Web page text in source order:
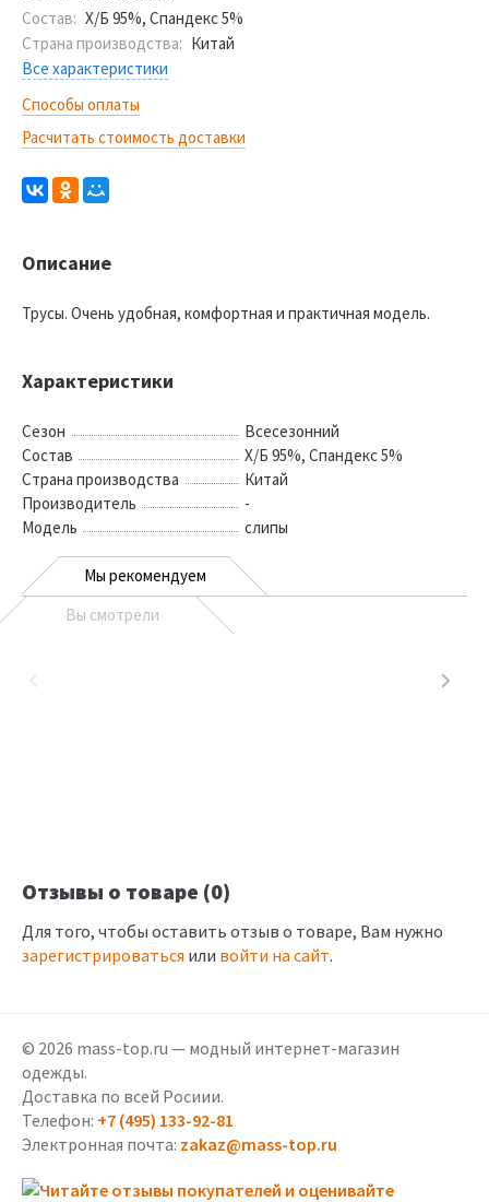
Состав: Х/Б 95%, Спандекс 5%
Страна производства: Китай
Все характеристики
Способы оплаты
Расчитать стоимость доставки
Описание
Трусы. Очень удобная, комфортная и практичная модель.
Характеристики
Сезон
Всесезонний
Состав
Х/Б 95%, Спандекс 5%
Страна производства
Китай
Производитель
-
Модель
слипы
Мы рекомендуем
Вы смотрели
Отзывы о товаре (0)
Для того, чтобы оставить отзыв о товаре, Вам нужно
зарегистрироваться или войти на сайт.
© 2026 mass-top.ru — модный интернет-магазин
одежды.
Доставка по всей Росиии.
Телефон: +7 (495) 133-92-81
Электронная почта: zakaz@mass-top.ru